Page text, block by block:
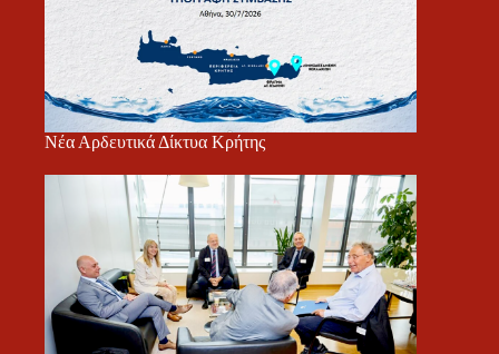
Νέα Αρδευτικά Δίκτυα Κρήτης